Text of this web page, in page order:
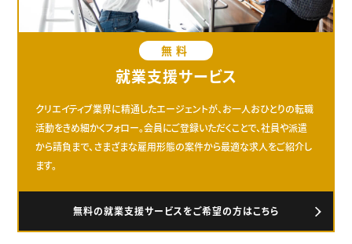
無料
就業支援サービス
クリエイティブ業界に精通したエージェントが、お一人おひとりの転職
活動をきめ細かくフォロー。会員にご登録いただくことで、社員や派遣
から請負まで、さまざまな雇用形態の案件から最適な求人をご紹介し
ます。
無料の就業支援サービスをご希望の方はこちら